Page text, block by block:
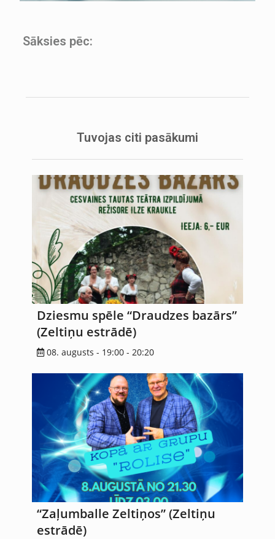
Sāksies pēc:
Tuvojas citi pasākumi
Dziesmu spēle “Draudzes bazārs”
(Zeltiņu estrādē)
08. augusts - 19:00 -20:20
“Zaļumballe Zeltiņos” (Zeltiņu
estrādē)